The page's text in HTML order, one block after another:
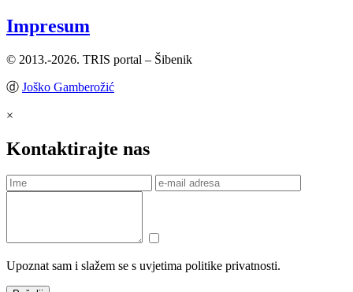
Impresum
© 2013.-2026. TRIS portal – Šibenik
ⓓ Joško Gamberožić
×
Kontaktirajte nas
Upoznat sam i slažem se s uvjetima politike privatnosti.